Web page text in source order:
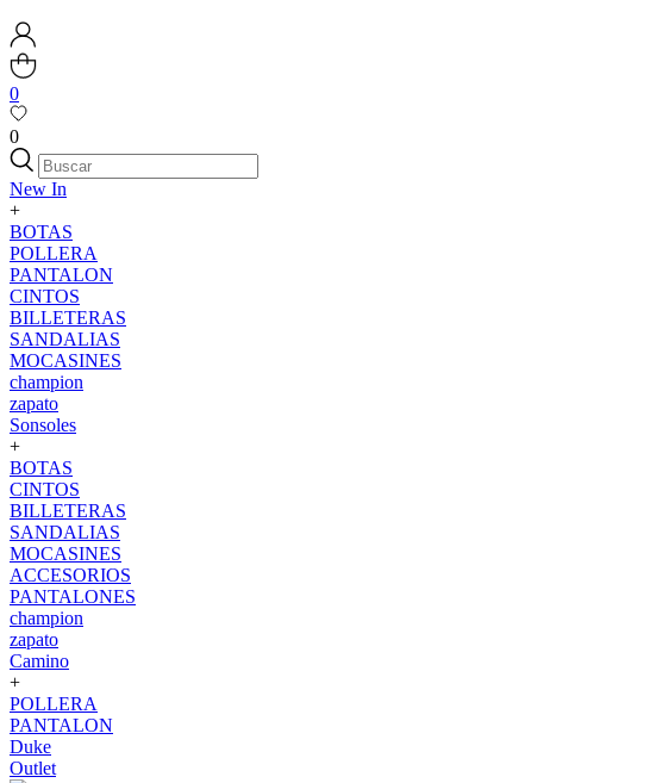
0
0
New In
+
BOTAS
POLLERA
PANTALON
CINTOS
BILLETERAS
SANDALIAS
MOCASINES
champion
zapato
Sonsoles
+
BOTAS
CINTOS
BILLETERAS
SANDALIAS
MOCASINES
ACCESORIOS
PANTALONES
champion
zapato
Camino
+
POLLERA
PANTALON
Duke
Outlet